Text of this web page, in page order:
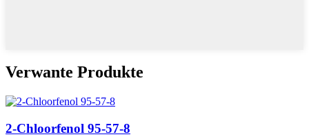
Verwante Produkte
2-Chloorfenol 95-57-8